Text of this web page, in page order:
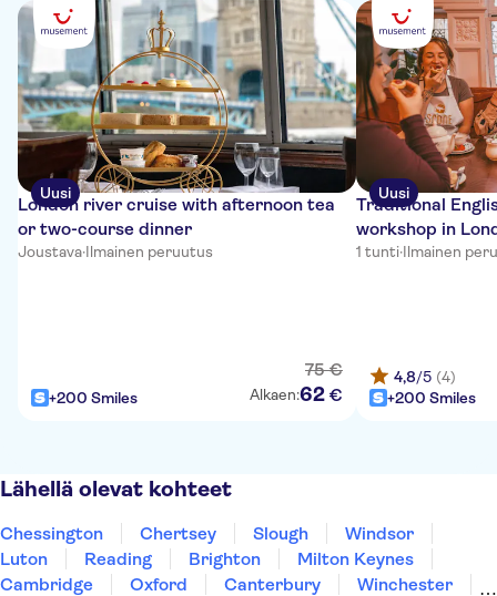
Uusi
London river cruise with afternoon tea
or two-course dinner
Joustava·Ilmainen peruutus
+200 Smiles
75 €
Alkaen:62 €
Uusi
Traditional
workshop in
1 tunti·Ilmainen
4,8/5 (4)
+200 Smiles
Lähellä olevat kohteet
Chessington Chertsey Slough
Windsor
Luton
Reading Brighton
Milton Keynes
Cambridge
Oxford Canterbury
Winchester